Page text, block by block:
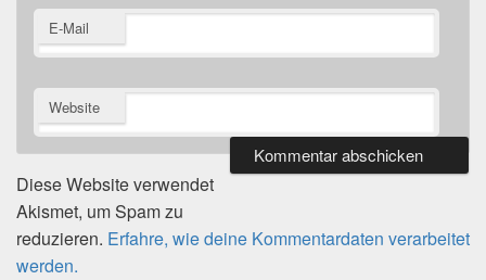
E-Mail
Website
Diese Website verwendet
Akismet, um Spam zu
reduzieren. Erfahre, wie deine Kommentardaten verarbeitet
werden.